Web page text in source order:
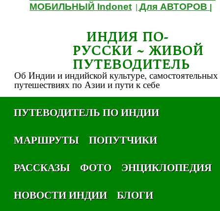
МОБИЛЬНЫЙ Indonet |Для АВТОРОВ
ИНДИЯ ПО-
РУССКИ ~ ЖИВОЙ
ПУТЕВОДИТЕЛЬ
Об Индии и индийской культуре, самостоятельных
путешествиях по Азии и пути к себе
ПУТЕВОДИТЕЛЬ ПО ИНДИИ
МАРШРУТЫ
ПОПУТЧИКИ
РАССКАЗЫ
ФОТО
ЭНЦИКЛОПЕДИЯ
НОВОСТИ ИНДИИ
БЛОГИ